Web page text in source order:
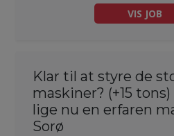
VIS JOB
Klar til at styre de
maskiner? (+15
lige nu en erfaren
Sorø